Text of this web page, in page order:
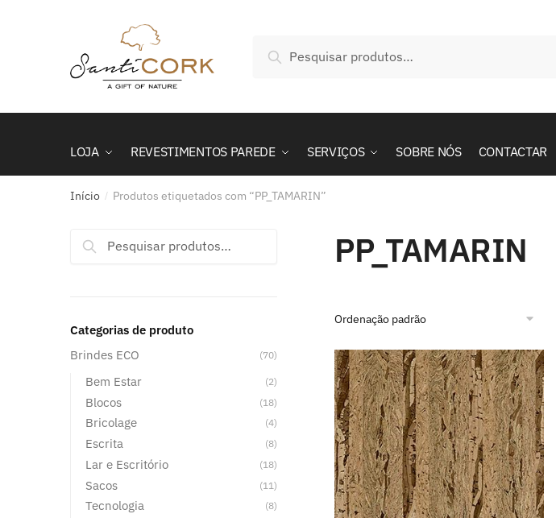
por:
Pesquisa
LOJA REVESTIMENTOS PAREDE SERVIÇOS SOBRE NÓS CONTACTAR
Início / Produtos etiquetados com “PP_TAMARIN”
PP_TAMARIN
Pesquisar
Pesquisa
Categorias de produto
Brindes ECO
(70)
Bem Estar (2)
Blocos (18)
Bricolage (4)
Escrita (8)
Lar e Escritório (18)
Sacos (11)
Tecnologia (8)